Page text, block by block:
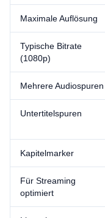
Maximale Auflösung
Typische Bitrate
(1080p)
Mehrere Audiospuren
Untertitelspuren
Kapitelmarker
Für Streaming
optimiert